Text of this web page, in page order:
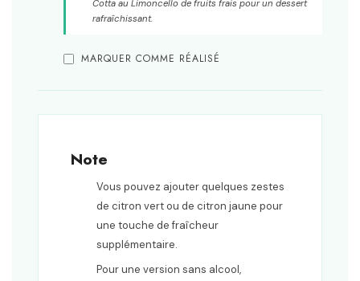
Cotta au Limoncello de fruits frais pour un dessert
rafraîchissant.
MARQUER COMME RÉALISÉ
Note
Vous pouvez ajouter quelques zestes
de citron vert ou de citron jaune pour
une touche de fraîcheur
supplémentaire.
Pour une version sans alcool,